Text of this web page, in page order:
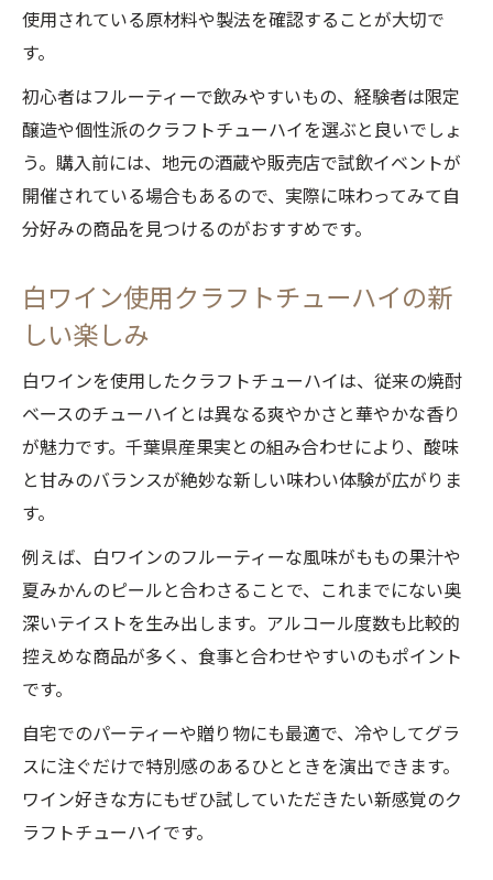
使用されている原材料や製法を確認することが大切で
す。
初心者はフルーティーで飲みやすいもの、経験者は限定
醸造や個性派のクラフトチューハイを選ぶと良いでしょ
う。購入前には、地元の酒蔵や販売店で試飲イベントが
開催されている場合もあるので、実際に味わってみて自
分好みの商品を見つけるのがおすすめです。
白ワイン使用クラフトチューハイの新
しい楽しみ
白ワインを使用したクラフトチューハイは、従来の焼酎
ベースのチューハイとは異なる爽やかさと華やかな香り
が魅力です。千葉県産果実との組み合わせにより、酸味
と甘みのバランスが絶妙な新しい味わい体験が広がりま
す。
例えば、白ワインのフルーティーな風味がももの果汁や
夏みかんのピールと合わさることで、これまでにない奥
深いテイストを生み出します。アルコール度数も比較的
控えめな商品が多く、食事と合わせやすいのもポイント
です。
自宅でのパーティーや贈り物にも最適で、冷やしてグラ
スに注ぐだけで特別感のあるひとときを演出できます。
ワイン好きな方にもぜひ試していただきたい新感覚のク
ラフトチューハイです。